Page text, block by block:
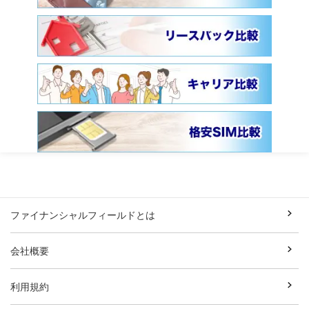
ファイナンシャルフィールドとは
会社概要
利用規約